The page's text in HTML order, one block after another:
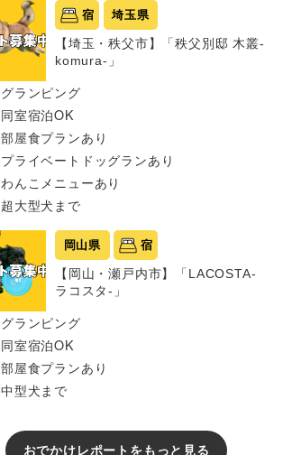
宿 埼玉県
【埼玉・秩父市】「秩父別邸 木叢-
komura-」
グランピング
同室宿泊OK
部屋食プランあり
プライベートドッグランあり
わんこメニューあり
超大型犬まで
岡山県 宿
【岡山・瀬戸内市】「LACOSTA-
ラコスタ-」
グランピング
同室宿泊OK
部屋食プランあり
中型犬まで
おでかけレポートをもっと見る